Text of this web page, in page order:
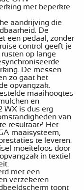
met beperkte
aandrijving die
De
een pedaal, zonder
control geeft je
op lange
De messen
zo gaat het
opvangzak.
maaihoogtes
en
WX is dus erg
van
resultaat? Het
maaisysteem,
te leveren.
moeiteloos door
in textiel
met een
verzekeren
toont